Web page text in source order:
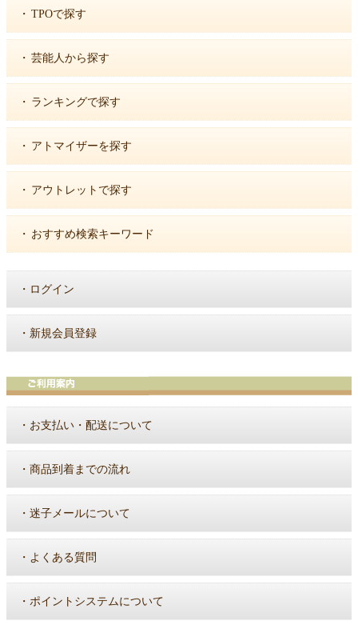
・ TPOで探す
・ 芸能人から探す
・ ランキングで探す
・ アトマイザーを探す
・ アウトレットで探す
・ おすすめ検索キーワード
・ ログイン
・ 新規会員登録
・ お支払い・配送について
・ 商品到着までの流れ
・ 迷子メールについて
・ よくある質問
・ ポイントシステムについて